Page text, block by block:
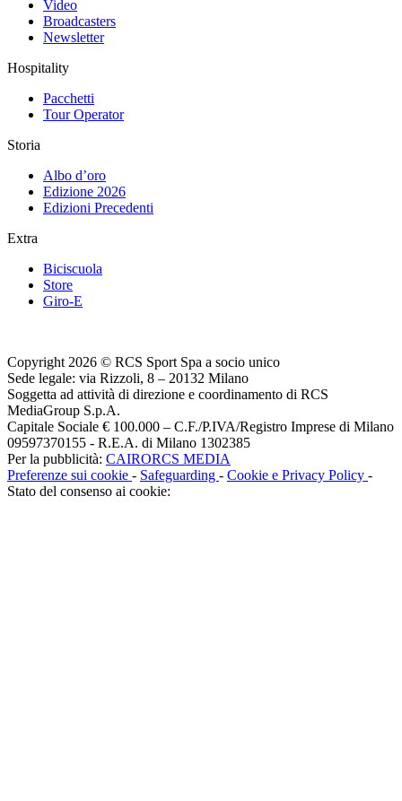
Video
Broadcasters
Newsletter
Hospitality
Pacchetti
Tour Operator
Storia
Albo d’oro
Edizione 2026
Edizioni Precedenti
Extra
Biciscuola
Store
Giro-E
Copyright 2026 © RCS Sport Spa a socio unico
Sede legale: via Rizzoli, 8 – 20132 Milano
Soggetta ad attività di direzione e coordinamento di RCS
MediaGroup S.p.A.
Capitale Sociale € 100.000 – C.F./P.IVA/Registro Imprese di Milano
09597370155 - R.E.A. di Milano 1302385
Per la pubblicità: CAIRORCS MEDIA
Preferenze sui cookie - Safeguarding - Cookie e Privacy Policy -
Stato del consenso ai cookie: